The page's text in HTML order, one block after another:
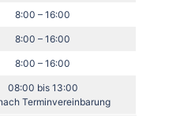
8:00 – 16:00
8:00 – 16:00
8:00 – 16:00
08:00 bis 13:00
Terminvereinbarung